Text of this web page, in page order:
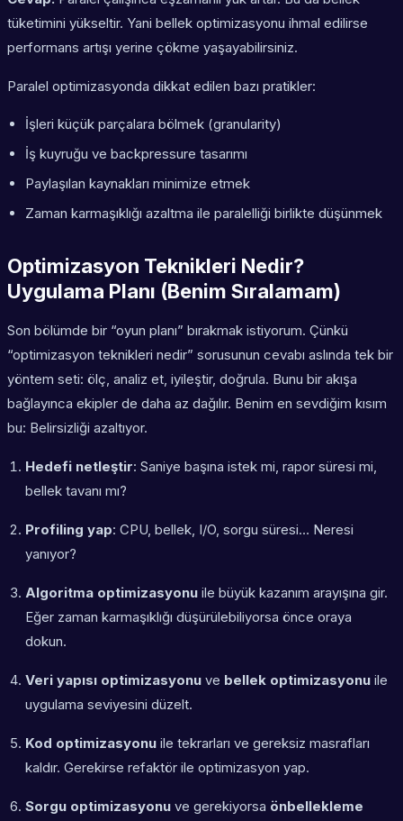
tüketimini yükseltir. Yani bellek optimizasyonu ihmal edilirse
performans artışı yerine çökme yaşayabilirsiniz.
Paralel optimizasyonda dikkat edilen bazı pratikler:
İşleri küçük parçalara bölmek (granularity)
İş kuyruğu ve backpressure tasarımı
Paylaşılan kaynakları minimize etmek
Zaman karmaşıklığı azaltma ile paralelliği birlikte düşünmek
Optimizasyon Teknikleri Nedir?
Uygulama Planı (Benim Sıralamam)
Son bölümde bir “oyun planı” bırakmak istiyorum. Çünkü
“optimizasyon teknikleri nedir” sorusunun cevabı aslında tek bir
yöntem seti: ölç, analiz et, iyileştir, doğrula. Bunu bir akışa
bağlayınca ekipler de daha az dağılır. Benim en sevdiğim kısım
bu: Belirsizliği azaltıyor.
Hedefi netleştir: Saniye başına istek mi, rapor süresi mi,
bellek tavanı mı?
Profiling yap: CPU, bellek, I/O, sorgu süresi… Neresi
yanıyor?
Algoritma optimizasyonu ile büyük kazanım arayışına gir.
Eğer zaman karmaşıklığı düşürülebiliyorsa önce oraya
dokun.
Veri yapısı optimizasyonu ve bellek optimizasyonu ile
uygulama seviyesini düzelt.
Kod optimizasyonu ile tekrarları ve gereksiz masrafları
kaldır. Gerekirse refaktör ile optimizasyon yap.
Sorgu optimizasyonu ve gerekiyorsa önbellekleme